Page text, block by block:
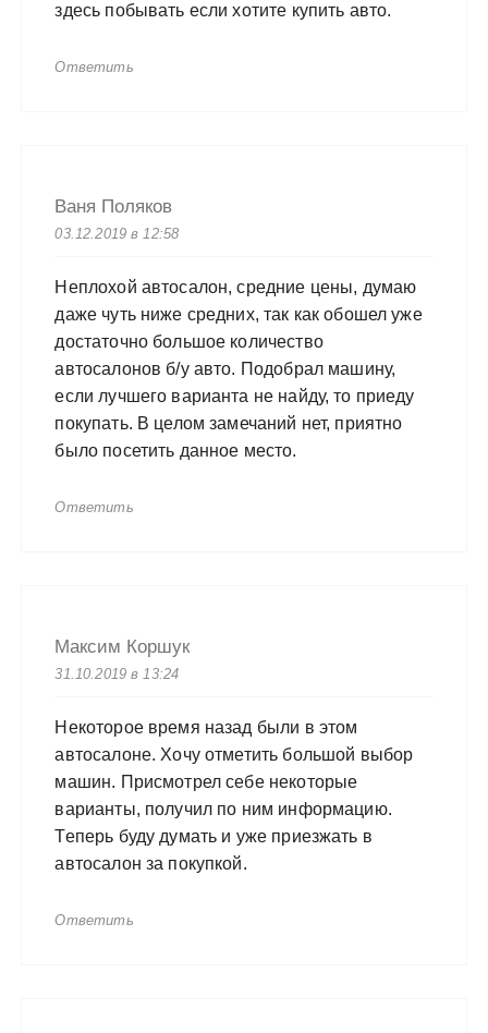
здесь побывать если хотите купить авто.
Ответить
Ваня Поляков
03.12.2019 в 12:58
Неплохой автосалон, средние цены, думаю
даже чуть ниже средних, так как обошел уже
достаточно большое количество
автосалонов б/у авто. Подобрал машину,
если лучшего варианта не найду, то приеду
покупать. В целом замечаний нет, приятно
было посетить данное место.
Ответить
Максим Коршук
31.10.2019 в 13:24
Некоторое время назад были в этом
автосалоне. Хочу отметить большой выбор
машин. Присмотрел себе некоторые
варианты, получил по ним информацию.
Теперь буду думать и уже приезжать в
автосалон за покупкой.
Ответить